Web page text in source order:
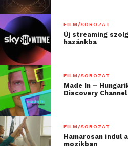
FILM/SOROZAT
Új streaming
hazánkba
FILM/SOROZAT
Made In –
Discovery
FILM/SOROZAT
Hamarosan indul
mozikban